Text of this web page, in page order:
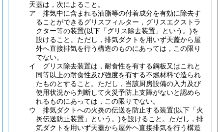
天蓋は，次によること。
ア
排気中に含まれる油脂等の付着成分を有効に除去す
ることができるグリスフィルター，グリスエクストラ
クター等の装置(以下「グリス除去装置」という。)を
設けること。 ただし，排気ダクトを用いず天蓋から屋
外へ直接排気を行う構造のものにあっては，この限り
でない。
イ
グリス除去装置は，耐食性を有する鋼板又はこれと
同等以上の耐食性及び強度を有する不燃材料で造られ
たものとすること。 ただし，当該厨房設備の入力及び
使用状況から判断して火災予防上支障がないと認めら
れるものにあっては，この限りでない。
ウ
排気ダクトへの火炎の伝送を防止する装置(以下「火
炎伝送防止装置」という。)を設けること。 ただし，排
気ダクトを用いず天蓋から屋外ヘ直接排気を行う構造